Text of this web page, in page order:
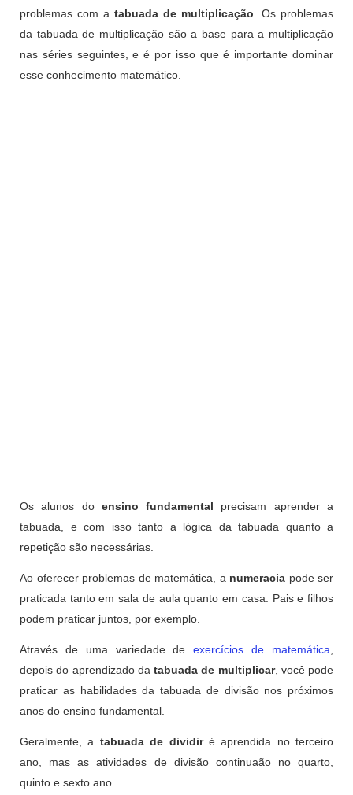
problemas com a tabuada de multiplicação . Os problemas
da tabuada de multiplicação são a base para a multiplicação
nas séries seguintes, e é por isso que é importante dominar
esse conhecimento matemático.
Os alunos do ensino fundamental precisam aprender a
tabuada, e com isso tanto a lógica da tabuada quanto a
repetição são necessárias.
Ao oferecer problemas de matemática, a numeracia pode ser
praticada tanto em sala de aula quanto em casa. Pais e filhos
podem praticar juntos, por exemplo.
Através de uma variedade deexercícios de matemática
depois do aprendizado da tabuada de multiplicar, você pode
praticar as habilidades da tabuada de divisão nos próximos
anos do ensino fundamental.
Geralmente, a tabuada de dividiré aprendida no terceiro
ano, mas as atividades de divisão continuaão no quarto,
quinto e sexto ano.